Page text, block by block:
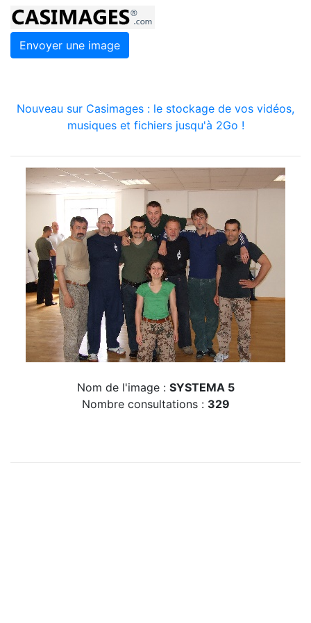
Envoyer une image
Nouveau sur Casimages : le stockage de vos vidéos,
musiques et fichiers jusqu'à 2Go !
Nom de l'image : SYSTEMA 5
Nombre consultations : 329